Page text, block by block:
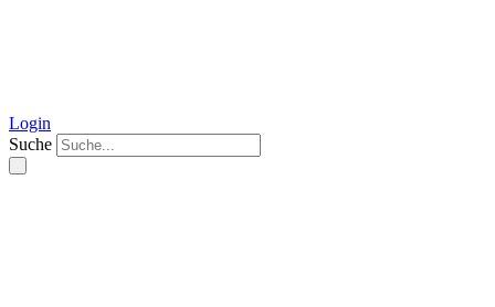
Login
Suche